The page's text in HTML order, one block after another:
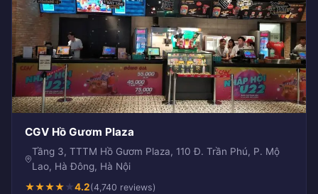
CGV Hồ Gươm Plaza
Tầng 3, TTTM Hồ Gươm Plaza, 110 Đ. Trần Phú, P. Mộ
Lao, Hà Đông, Hà Nội
★★★★★4.2(4,740 reviews)